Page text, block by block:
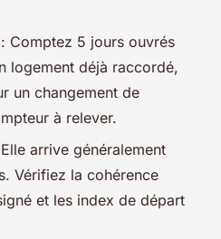
: Comptez 5 jours ouvrés
logement déjà raccordé,
un changement de
à relever.
arrive généralement
Vérifiez la cohérence
et les index de départ